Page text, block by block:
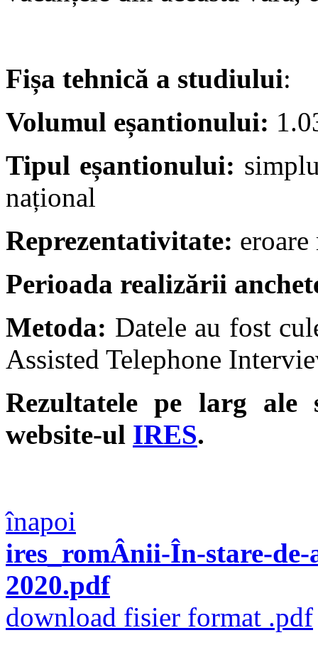
Fișa tehnică a studiului:
Volumul eșantionului:
Tipul eșantionului:
național
Reprezentativitate:
Perioada realizării
Metoda: Datele au fost
Assisted Telephone
Rezultatele pe larg
website-ul IRES.
înapoi
ires_romÂnii-În-stare-
2020.pdf
download fisier format .pdf